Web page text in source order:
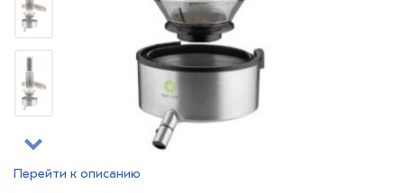
Перейти к описанию